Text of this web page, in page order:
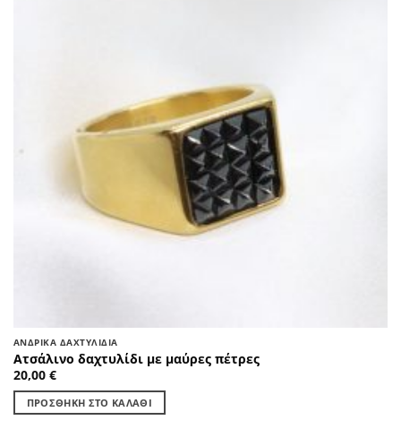
ΑΝΔΡΙΚΆ ΔΑΧΤΥΛΊΔΙΑ
Ατσάλινο δαχτυλίδι με μαύρες πέτρες
20,00 €
ΠΡΟΣΘΉΚΗ ΣΤΟ ΚΑΛΆΘΙ